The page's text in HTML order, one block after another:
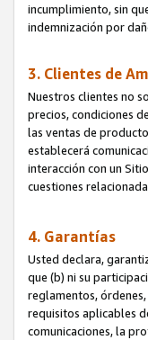
incumplimiento, sin
indemnización por
3. Clientes de
Nuestros clientes no
precios, condiciones
las ventas de
establecerá
interacción con un
cuestiones
4. Garantías
Usted declara,
que (b) ni su
reglamentos,
requisitos aplicables
comunicaciones, la